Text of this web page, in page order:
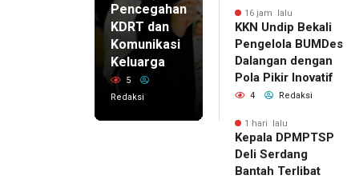
Pencegahan
KDRT dan
Komunikasi
Keluarga
5
Redaksi
16 jam lalu
KKN Undip Bekali
Pengelola BUMDes
Dalangan dengan
Pola Pikir Inovatif
4 Redaksi
1 hari lalu
Kepala DPMPTSP
Deli Serdang
Bantah Terlibat